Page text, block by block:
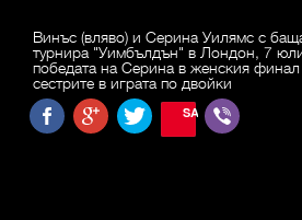
Винъс (вляво) и Серина Уилямс с
турнира "Уимбълдън" в Лондон, 7
победата на Серина в женския
сестрите в играта по двойки
SAVE